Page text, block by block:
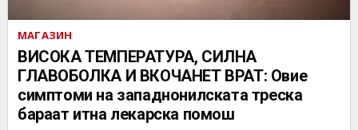
МАГАЗИН
ВИСОКА ТЕМПЕРАТУРА, СИЛНА
ГЛАВОБОЛКА И ВКОЧАНЕТ ВРАТ: Овие
симптоми на западнонилската треска
бараат итна лекарска помош